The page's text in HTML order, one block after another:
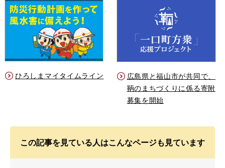
ひろしまマイタイムライン
広島県と福山市が共同で、
鞆のまちづくりに係る寄附
募集を開始
この記事を見ている人はこんなページも見ています